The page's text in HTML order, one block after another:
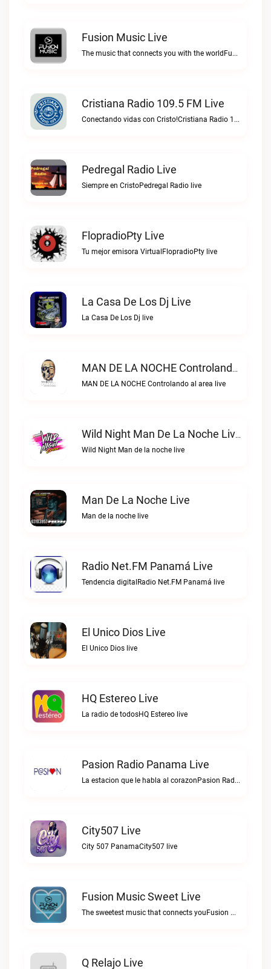
Fusion Music Live
The music that connects you with the worldFusion Music live
Cristiana Radio 109.5 FM Live
Conectando vidas con Cristo!Cristiana Radio 109.5 FM live
Pedregal Radio Live
Siempre en CristoPedregal Radio live
FlopradioPty Live
Tu mejor emisora VirtualFlopradioPty live
La Casa De Los Dj Live
La Casa De Los Dj live
MAN DE LA NOCHE Controlando Al Area Live
MAN DE LA NOCHE Controlando al area live
Wild Night Man De La Noche Live
Wild Night Man de la noche live
Man De La Noche Live
Man de la noche live
Radio Net.FM Panamá Live
Tendencia digitalRadio Net.FM Panamá live
El Unico Dios Live
El Unico Dios live
HQ Estereo Live
La radio de todosHQ Estereo live
Pasion Radio Panama Live
La estacion que le habla al corazonPasion Radio Panama live
City507 Live
City 507 PanamaCity507 live
Fusion Music Sweet Live
The sweetest music that connects youFusion Music Sweet live
Q Relajo Live